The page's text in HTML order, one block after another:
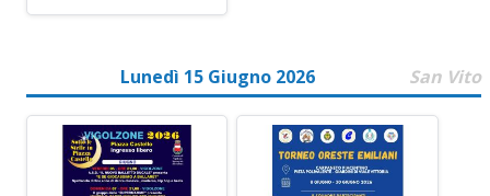
Lunedì 15 Giugno 2026 San Vito